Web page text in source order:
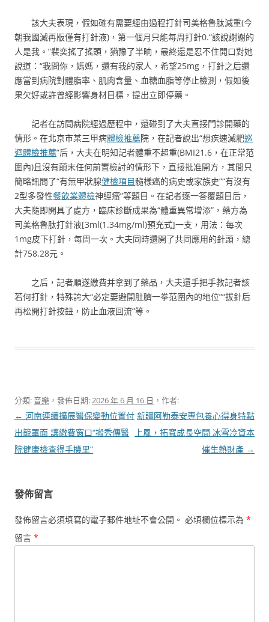
該大夫表現，假如確有需要經由過程打針司美格魯肽減重(今
朝我國減再版僅有打針液)，第一個月只能每周打針0.“該說謝謝的
人是我。”裴奕搖了搖頭，猶豫了半晌，最終還是忍不住開口對她
說道：“我問你，媽媽，還有我的家人，希望25mg，打針之后還
應當到病院對體脂率、肌肉含量、血糖血脂等停止檢測，假如後
果欠好或許曾經影響身材目標，提出立即停藥。
記者在訪問病院經過歷程中，還碰到了大夫直接門診開藥的
情形。在北京市某三甲病體檢推薦院，在記者說出“想疾速減肥巡
迴體檢推薦”后，大夫在明知記者體重不超重(BMI21.6，在正常范
圍內)且沒有顛末任何前置檢討的情形下，直接批准開方，其間只
簡略訊問了“有無甲狀腺健檢項目髓樣癌的病史或家族史”“有沒有
2型多發性餐飲業體檢神經瘤”等題目。在記者逐一答覆題目后，
大夫隨即開具了處方，臨床診斷成果為“體重異常增添”，藥方為
司美格魯肽打針液[3ml(1.34mg/ml)預充式]一支，用法：每次
1mg皮下打針，每周一次。大夫同時還開了共同應用的針頭，總
計758.28元。
之后，記者順遂繳費并拿到了藥品，大夫還手把手教記者該
若何打針，特殊誇大“必定要避開肚臍一拳范圍內的地位”“拔針后
再松開打針按鈕，防止血液回流”等。
分類:音樂 ，發佈日期:2026 年 6 月 16 日 ，作者:
文
章
導
← 河南連續擴展醫保變動位置付
出籠罩面 讓繳費窗口“搬秀傳醫
院健康檢查得手機里”
新疆阿勒泰安專包養心得身特點
上風，拓寬成長空間 冰雪冷資本
催生熱財產 →
發佈留言
發佈留言必須填寫的電子郵件地址不會公開。 必填欄位標示為 *
留言 *